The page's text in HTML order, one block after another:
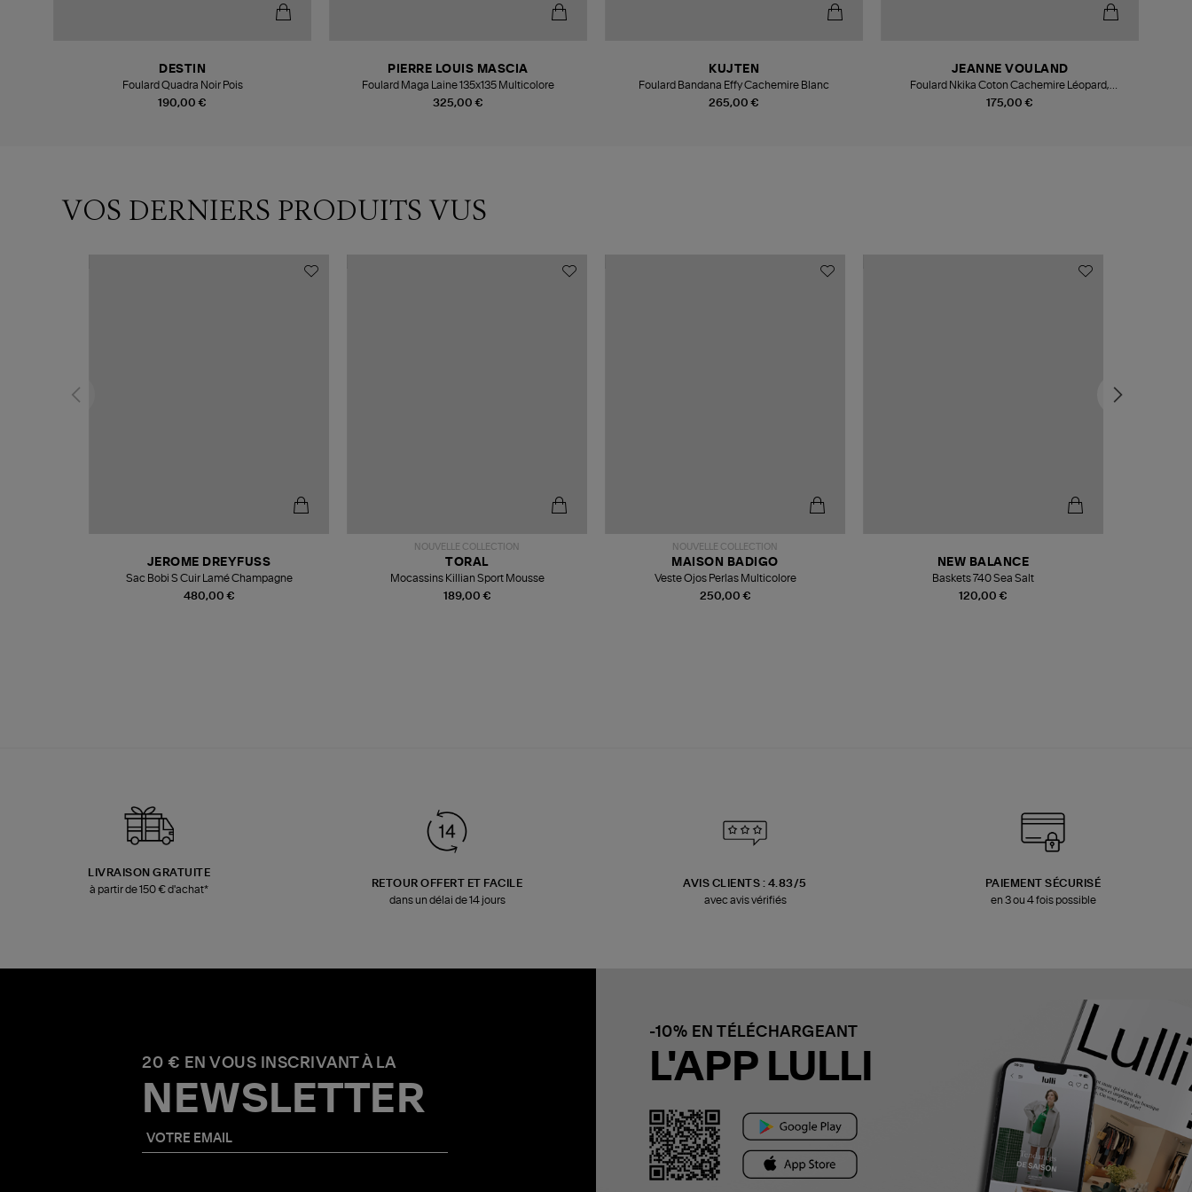
190,00 €
DESTIN
Foulard Quadra Noir Pois
325,00 €
PIERRE LOUIS MASCIA
Foulard Maga Laine 135x135 Multicolore
265,00 €
KUJTEN
Foulard Bandana Effy Cachemire Blanc
175,00 €
JEANNE VOULAND
Foulard Nkika Coton Cachemire Léopard,
Collaboration Jeanne Vouland x Destin
VOS DERNIERS PRODUITS VUS
480,00 €
JEROME DREYFUSS
Sac Bobi S Cuir Lamé Champagne
NOUVELLE COLLECTION
189,00 €
TORAL
Mocassins Killian Sport Mousse
NOUVELLE COLLECTION
250,00 €
MAISON BADIGO
Veste Ojos Perlas Multicolore
120,00 €
NEW BALANCE
Baskets 740 Sea Salt
LIVRAISON GRATUITE
à partir de 150 € d'achat*
RETOUR OFFERT ET FACILE
dans un délai de 14 jours
AVIS CLIENTS : 4.83/5
avec avis vérifiés
PAIEMENT SÉCURISÉ
en 3 ou 4 fois possible
20 € EN VOUS INSCRIVANT À LA
NEWSLETTER
-10% EN TÉLÉCHARGEANT
L'APP LULLI